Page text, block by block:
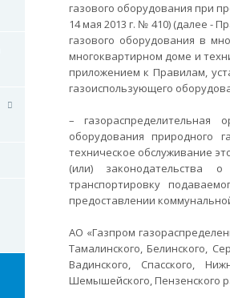
газового оборудования при
14 мая 2013 г. № 410) (далее -
газового оборудования в
многоквартирном доме и
приложением к Правилам,
газоиспользующего
– газораспределительная
оборудования природного
техническое обслуживание
(или) законодательства о
транспортировку
предоставлении
АО «Газпром
Тамалинского, Белинского,
Вадинского, Спасского,
Шемышейского, Пензенского